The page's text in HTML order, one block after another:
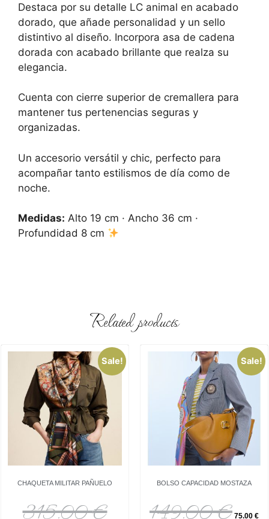
Destaca por su detalle LC animal en acabado
dorado, que añade personalidad y un sello
distintivo al diseño. Incorpora asa de cadena
dorada con acabado brillante que realza su
elegancia.
Cuenta con cierre superior de cremallera para
mantener tus pertenencias seguras y
organizadas.
Un accesorio versátil y chic, perfecto para
acompañar tanto estilismos de día como de
noche.
Medidas: Alto 19 cm · Ancho 36 cm ·
Profundidad 8 cm
Related products
Sale!
CHAQUETA MILITAR PAÑUELO
315.00€
Sale!
BOLSO CAPACIDAD MOSTAZA
149.00€ 75.00 €